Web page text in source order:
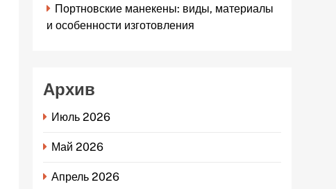
Портновские манекены: виды, материалы
и особенности изготовления
Архив
Июль 2026
Май 2026
Апрель 2026